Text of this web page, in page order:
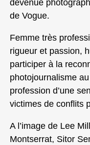
devenue
de Vogue.
Femme très
rigueur et passion,
participer à la
photojournalisme
profession d’une
victimes de conflits
A l’image de Lee
Montserrat, Sitor